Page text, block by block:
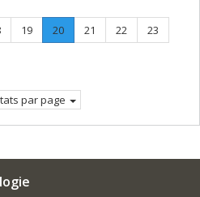
Page
19 Page
20.
Page
Page
21 Page
22 Page
23
par page